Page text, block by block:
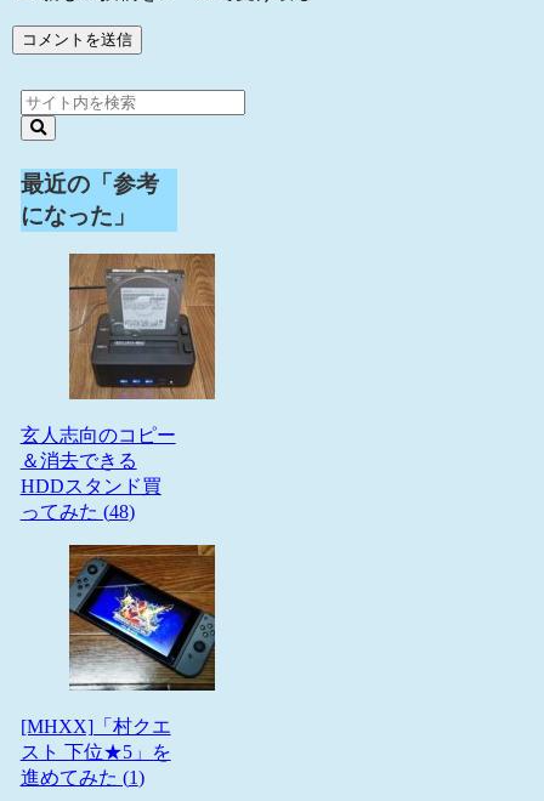
最近の「参考
になった」
玄人志向のコピー
＆消去できる
HDDスタンド買
ってみた (48)
[MHXX]「村クエ
スト 下位★5」を
進めてみた (1)